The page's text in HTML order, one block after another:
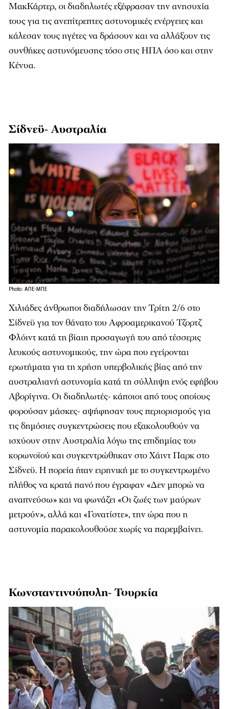
ΜακΚάρτερ, οι διαδηλωτές εξέφρασαν την ανησυχία
τους για τις ανεπίτρεπτες αστυνομικές ενέργειες και
κάλεσαν τους ηγέτες να δράσουν και να αλλάξουν τις
συνθήκες αστυνόμευσης τόσο στις ΗΠΑ όσο και στην
Κένυα.
Σίδνεϋ- Αυστραλία
Photo: ΑΠΕ-ΜΠΕ
Χιλιάδες άνθρωποι διαδήλωσαν την Τρίτη 2/6 στο
Σίδνεϋ για τον θάνατο του Αφροαμερικανού Τζορτζ
Φλόιντ κατά τη βίαιη προσαγωγή του από τέσσερις
λευκούς αστυνομικούς, την ώρα που εγείρονται
ερωτήματα για τη χρήση υπερβολικής βίας από την
αυστραλιανή αστυνομία κατά τη σύλληψη ενός εφήβου
Αβορίγινα. Οι διαδηλωτές- κάποιοι από τους οποίους
φορούσαν μάσκες- αψήφησαν τους περιορισμούς για
τις δημόσιες συγκεντρώσεις που εξακολουθούν να
ισχύουν στην Αυστραλία λόγω της επιδημίας του
κορωνοϊού και συγκεντρώθηκαν στο Χάιντ Παρκ στο
Σίδνεϋ. Η πορεία ήταν ειρηνική με το συγκεντρωμένο
πλήθος να κρατά πανό που έγραφαν «Δεν μπορώ να
αναπνεύσω» και να φωνάζει «Οι ζωές των μαύρων
μετρούν», αλλά και «Γονατίστε», την ώρα που η
αστυνομία παρακολουθούσε χωρίς να παρεμβαίνει.
Κωνσταντινούπολη- Τουρκία